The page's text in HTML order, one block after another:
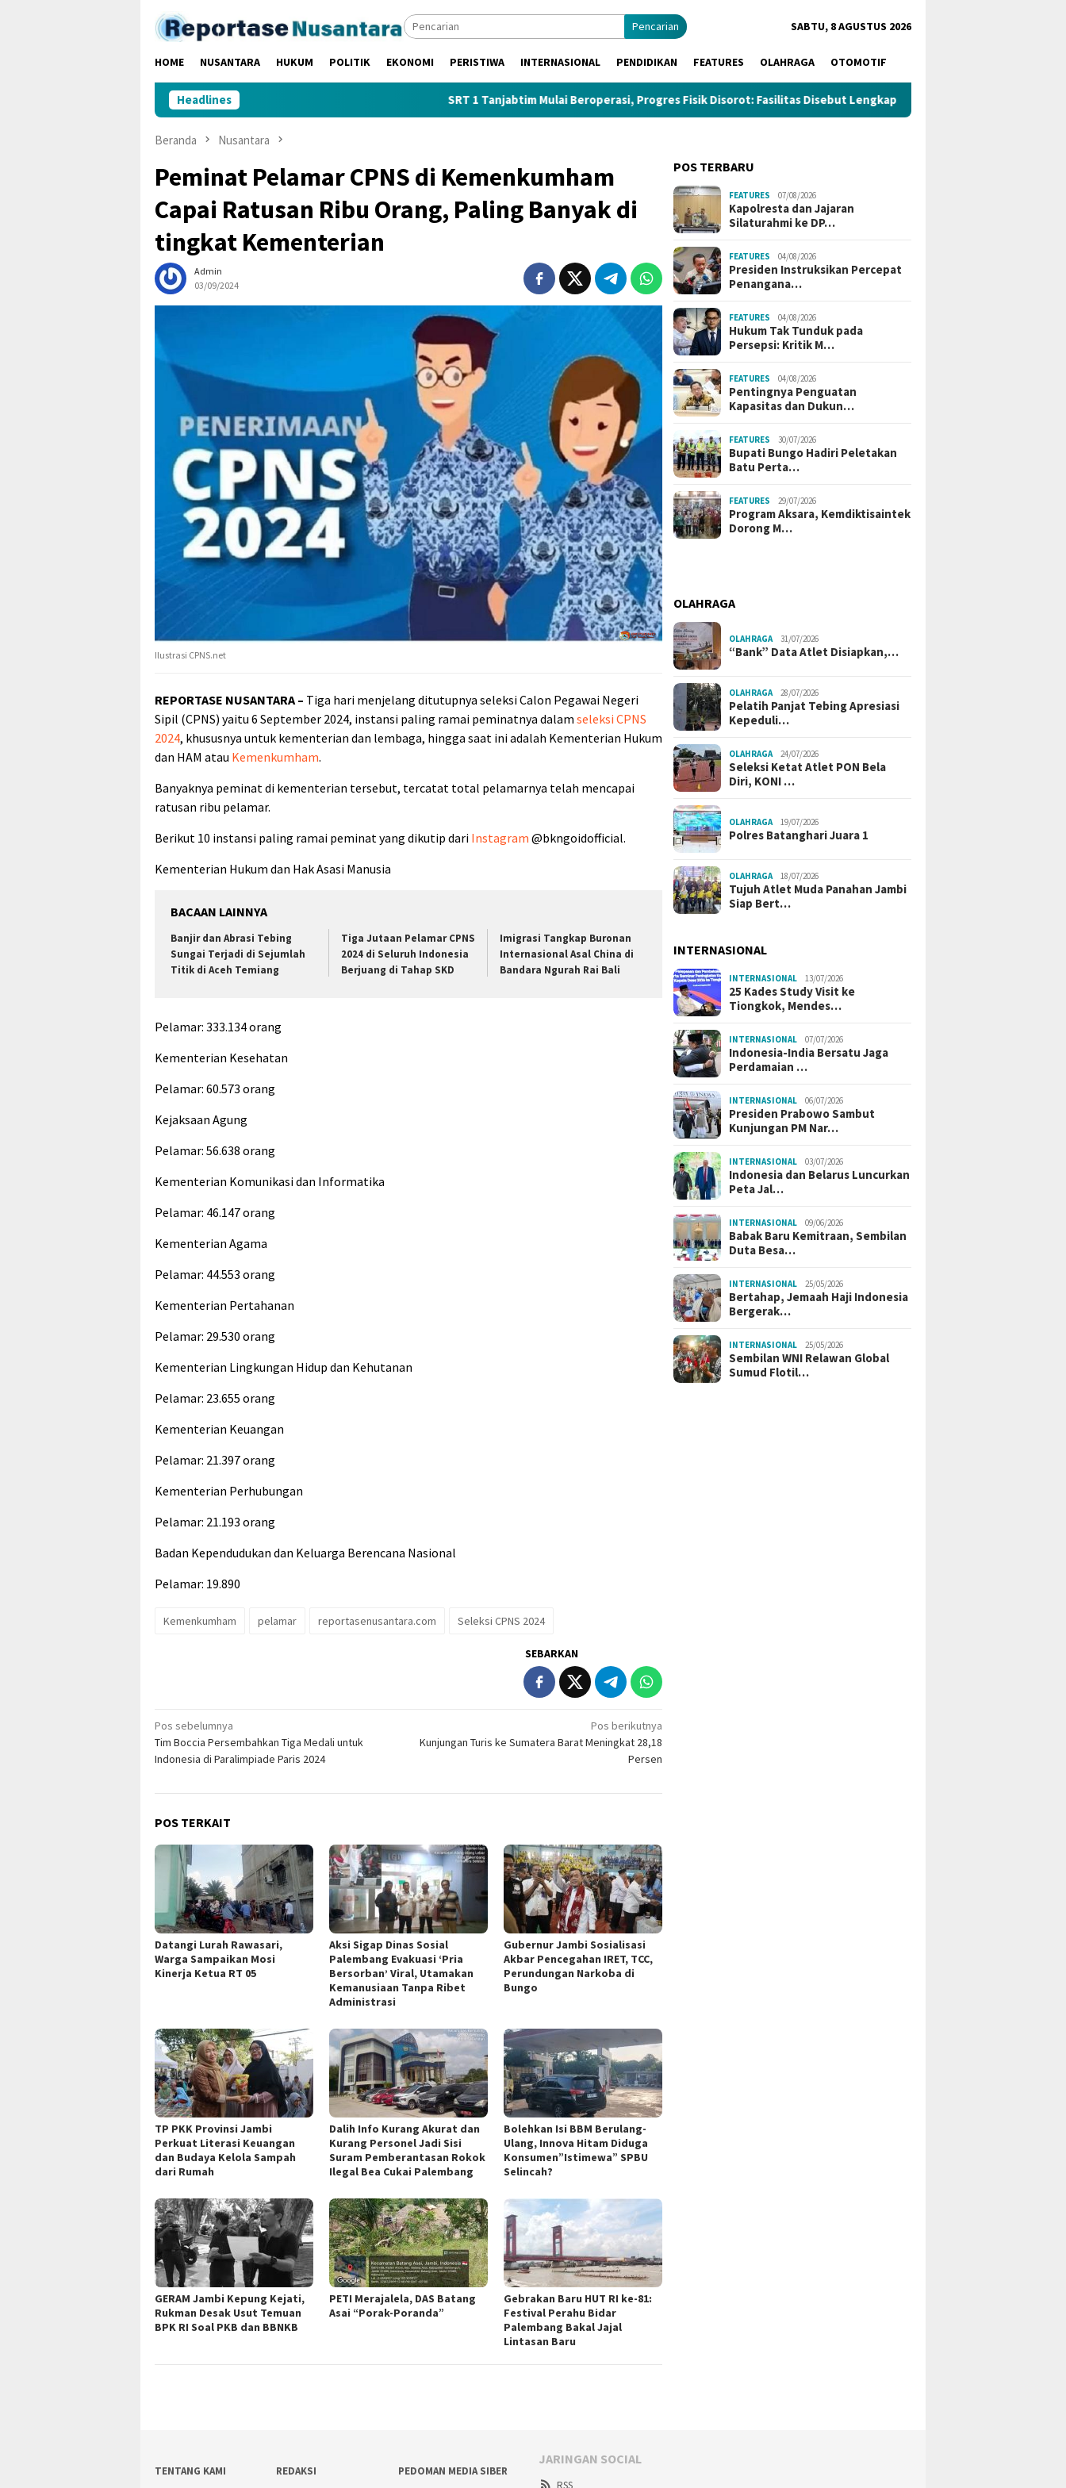
konten
Pencarian SABTU, 8 AGUSTUS 2026
HOME NUSANTARA HUKUM POLITIK EKONOMI PERISTIWA INTERNASIONAL PENDIDIKAN FEATURES OLAHRAGA OTOMOTIF
Headlines SRT 1 Tanjabtim Mulai Beroperasi, Progres Fisik Disorot: Fasilitas Disebut Lengkap, Namun Pekerjaan Masih Berjalan
Beranda Nusantara
Peminat Pelamar CPNS di Kemenkumham
Capai Ratusan Ribu Orang, Paling Banyak di
tingkat Kementerian
Admin
03/09/2024
Ilustrasi CPNS.net
REPORTASE NUSANTARA – Tiga hari menjelang ditutupnya seleksi Calon Pegawai Negeri
Sipil (CPNS) yaitu 6 September 2024, instansi paling ramai peminatnya dalam seleksi CPNS
2024, khususnya untuk kementerian dan lembaga, hingga saat ini adalah Kementerian Hukum
dan HAM atau Kemenkumham.
Banyaknya peminat di kementerian tersebut, tercatat total pelamarnya telah mencapai
ratusan ribu pelamar.
Berikut 10 instansi paling ramai peminat yang dikutip dari Instagram @bkngoidofficial.
Kementerian Hukum dan Hak Asasi Manusia
BACAAN LAINNYA
Banjir dan Abrasi Tebing
Sungai Terjadi di Sejumlah
Titik di Aceh Temiang
Tiga Jutaan Pelamar CPNS
2024 di Seluruh Indonesia
Berjuang di Tahap SKD
Imigrasi Tangkap Buronan
Internasional Asal China di
Bandara Ngurah Rai Bali
Pelamar: 333.134 orang
Kementerian Kesehatan
Pelamar: 60.573 orang
Kejaksaan Agung
Pelamar: 56.638 orang
Kementerian Komunikasi dan Informatika
Pelamar: 46.147 orang
Kementerian Agama
Pelamar: 44.553 orang
Kementerian Pertahanan
Pelamar: 29.530 orang
Kementerian Lingkungan Hidup dan Kehutanan
Pelamar: 23.655 orang
Kementerian Keuangan
Pelamar: 21.397 orang
Kementerian Perhubungan
Pelamar: 21.193 orang
Badan Kependudukan dan Keluarga Berencana Nasional
Pelamar: 19.890
Kemenkumham pelamar reportasenusantara.com Seleksi CPNS 2024
SEBARKAN
Navigasi
pos
Pos sebelumnya
Tim Boccia Persembahkan Tiga Medali untuk
Indonesia di Paralimpiade Paris 2024
Pos berikutnya
Kunjungan Turis ke Sumatera Barat Meningkat 28,18
Persen
POS TERKAIT
Datangi Lurah Rawasari,
Warga Sampaikan Mosi
Kinerja Ketua RT 05
Aksi Sigap Dinas Sosial
Palembang Evakuasi ‘Pria
Bersorban’ Viral, Utamakan
Kemanusiaan Tanpa Ribet
Administrasi
Gubernur Jambi Sosialisasi
Akbar Pencegahan IRET, TCC,
Perundungan Narkoba di
Bungo
TP PKK Provinsi Jambi
Perkuat Literasi Keuangan
dan Budaya Kelola Sampah
dari Rumah
Dalih Info Kurang Akurat dan
Kurang Personel Jadi Sisi
Suram Pemberantasan Rokok
Ilegal Bea Cukai Palembang
Bolehkan Isi BBM Berulang-
Ulang, Innova Hitam Diduga
Konsumen”Istimewa” SPBU
Selincah?
GERAM Jambi Kepung Kejati,
Rukman Desak Usut Temuan
BPK RI Soal PKB dan BBNKB
PETI Merajalela, DAS Batang
Asai “Porak-Poranda”
Gebrakan Baru HUT RI ke-81:
Festival Perahu Bidar
Palembang Bakal Jajal
Lintasan Baru
POS TERBARU
FEATURES 07/08/2026
Kapolresta dan Jajaran
Silaturahmi ke DP…
FEATURES 04/08/2026
Presiden Instruksikan Percepat
Penangana…
FEATURES 04/08/2026
Hukum Tak Tunduk pada
Persepsi: Kritik M…
FEATURES 04/08/2026
Pentingnya Penguatan
Kapasitas dan Dukun…
FEATURES 30/07/2026
Bupati Bungo Hadiri Peletakan
Batu Perta…
FEATURES 29/07/2026
Program Aksara, Kemdiktisaintek
Dorong M…
OLAHRAGA
OLAHRAGA 31/07/2026
“Bank” Data Atlet Disiapkan,…
OLAHRAGA 28/07/2026
Pelatih Panjat Tebing Apresiasi
Kepeduli…
OLAHRAGA 24/07/2026
Seleksi Ketat Atlet PON Bela
Diri, KONI …
OLAHRAGA 19/07/2026
Polres Batanghari Juara 1
OLAHRAGA 18/07/2026
Tujuh Atlet Muda Panahan Jambi
Siap Bert…
INTERNASIONAL
INTERNASIONAL 13/07/2026
25 Kades Study Visit ke
Tiongkok, Mendes…
INTERNASIONAL 07/07/2026
Indonesia-India Bersatu Jaga
Perdamaian …
INTERNASIONAL 06/07/2026
Presiden Prabowo Sambut
Kunjungan PM Nar…
INTERNASIONAL 03/07/2026
Indonesia dan Belarus Luncurkan
Peta Jal…
INTERNASIONAL 09/06/2026
Babak Baru Kemitraan, Sembilan
Duta Besa…
INTERNASIONAL 25/05/2026
Bertahap, Jemaah Haji Indonesia
Bergerak…
INTERNASIONAL 25/05/2026
Sembilan WNI Relawan Global
Sumud Flotil…
TENTANG KAMI REDAKSI
PEDOMAN MEDIA SIBER
JARINGAN SOCIAL
RSS